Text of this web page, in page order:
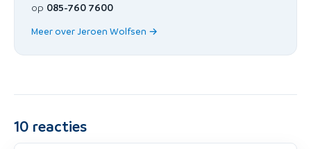
op 085-760 7600
Meer over Jeroen Wolfsen →
10 reacties